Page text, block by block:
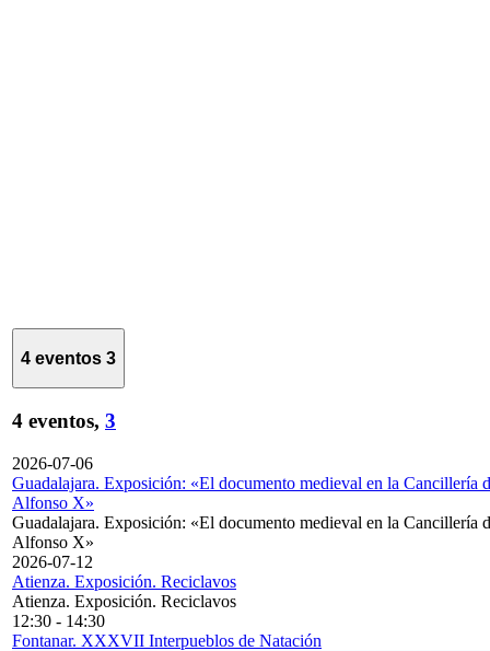
4 eventos 3
4 eventos, 3
2026-07-06
Guadalajara. Exposición: «El documento medieval en la Cancillería
Alfonso X»
Guadalajara. Exposición: «El documento medieval en la Cancillería
Alfonso X»
2026-07-12
Atienza. Exposición. Reciclavos
Atienza. Exposición. Reciclavos
12:30 - 14:30
Fontanar. XXXVII Interpueblos de Natación